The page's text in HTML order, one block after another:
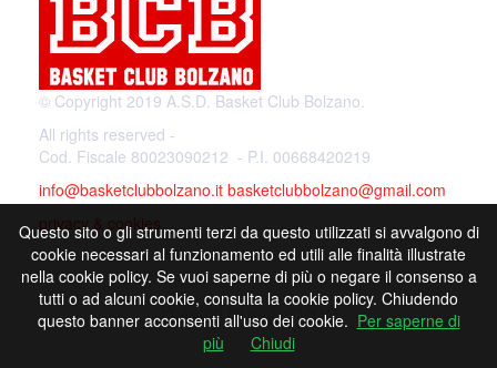
© Copyright 2019 A.S.D. Basket Club Bolzano.
All rights reserved -
Cod. Fiscale 80023090212 - P.I. 00668420219
info@basketclubbolzano.it basketclubbolzano@gmail.com
privacy & cookies
Powered by
Questo sito o gli strumenti terzi da questo utilizzati si avvalgono di
cookie necessari al funzionamento ed utili alle finalità illustrate
nella cookie policy. Se vuoi saperne di più o negare il consenso a
tutti o ad alcuni cookie, consulta la cookie policy. Chiudendo
questo banner acconsenti all'uso dei cookie. Per saperne di
più
Chiudi